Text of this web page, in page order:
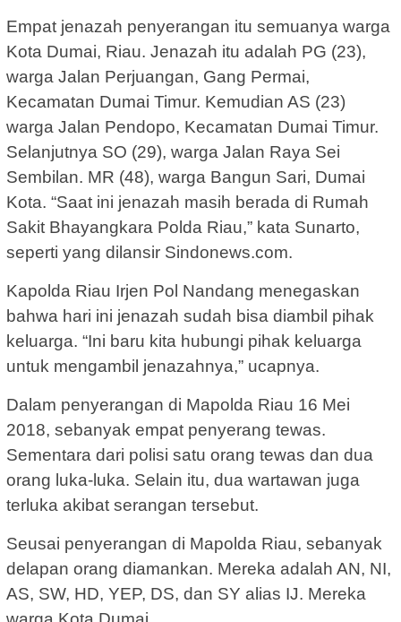
Empat jenazah penyerangan itu semuanya warga
Kota Dumai, Riau. Jenazah itu adalah PG (23),
warga Jalan Perjuangan, Gang Permai,
Kecamatan Dumai Timur. Kemudian AS (23)
warga Jalan Pendopo, Kecamatan Dumai Timur.
Selanjutnya SO (29), warga Jalan Raya Sei
Sembilan. MR (48), warga Bangun Sari, Dumai
Kota. “Saat ini jenazah masih berada di Rumah
Sakit Bhayangkara Polda Riau,” kata Sunarto,
seperti yang dilansir Sindonews.com.
Kapolda Riau Irjen Pol Nandang menegaskan
bahwa hari ini jenazah sudah bisa diambil pihak
keluarga. “Ini baru kita hubungi pihak keluarga
untuk mengambil jenazahnya,” ucapnya.
Dalam penyerangan di Mapolda Riau 16 Mei
2018, sebanyak empat penyerang tewas.
Sementara dari polisi satu orang tewas dan dua
orang luka-luka. Selain itu, dua wartawan juga
terluka akibat serangan tersebut.
Seusai penyerangan di Mapolda Riau, sebanyak
delapan orang diamankan. Mereka adalah AN, NI,
AS, SW, HD, YEP, DS, dan SY alias IJ. Mereka